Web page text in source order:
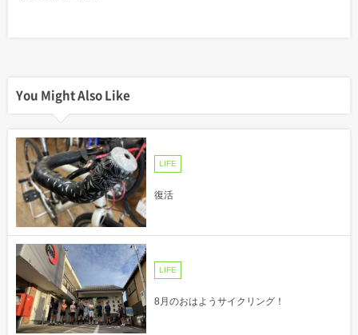
You Might Also Like
LIFE
復活
LIFE
8月のおはようサイクリング！